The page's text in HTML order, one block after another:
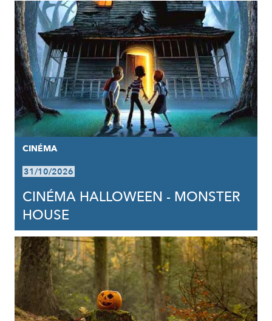
CINÉMA
31/10/2026
CINÉMA HALLOWEEN - MONSTER
HOUSE